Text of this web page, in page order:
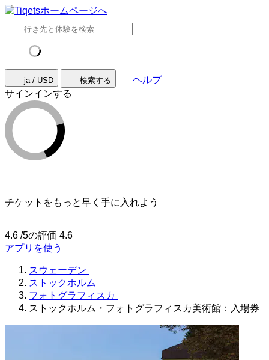
ja / USD 検索する
ヘルプ
サインインする
チケットをもっと早く手に入れよう
4.6 /5の評価 4.6
アプリを使う
スウェーデン
ストックホルム
フォトグラフィスカ
ストックホルム・フォトグラフィスカ美術館：入場券